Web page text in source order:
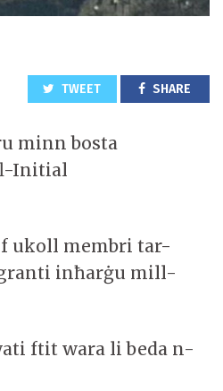
TWEET SHARE
minn bosta
Initial
ukoll membri tar-
inħarġu mill-
ftit wara li beda n-